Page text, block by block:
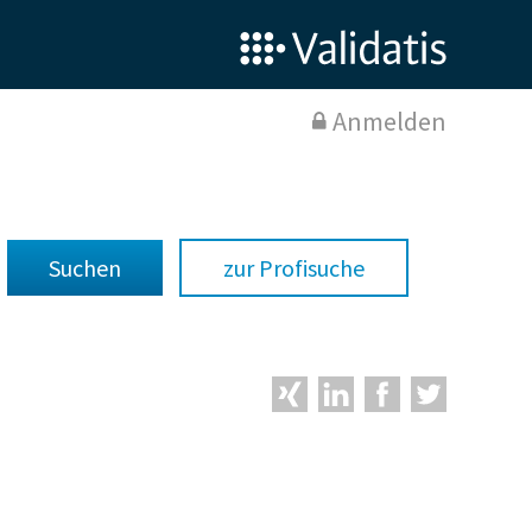
Anmelden
zur Profisuche